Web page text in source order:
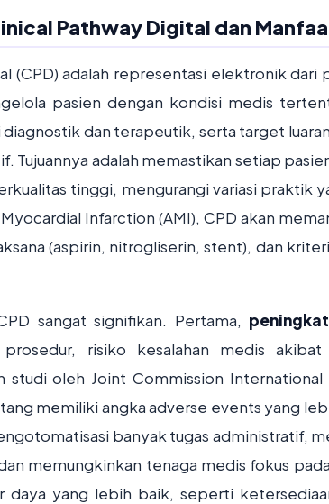
Pathway Digital dan
(CPD) adalah representasi elektronik
pasien dengan kondisi medis
dan terapeutik, serta target
Tujuannya adalah memastikan setiap
tinggi, mengurangi variasi praktik
Infarction (AMI), CPD akan
(aspirin, nitrogliserin, stent), dan
sangat signifikan. Pertama,
prosedur, risiko kesalahan medis
studi oleh Joint Commission International
memiliki angka adverse events yang
banyak tugas administratif,
memungkinkan tenaga medis fokus
daya yang lebih baik, seperti